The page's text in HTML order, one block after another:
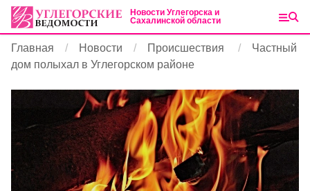
Новости Углегорска и
Сахалинской области
Главная Новости Происшествия
Частный
дом полыхал в Углегорском районе